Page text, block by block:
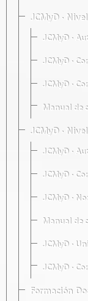
JCMyD ·
JCMyD ·
JCMyD ·
JCMyD ·
Manual de
JCMyD ·
JCMyD ·
JCMyD ·
JCMyD ·
Manual de
JCMyD ·
JCMyD ·
Formación